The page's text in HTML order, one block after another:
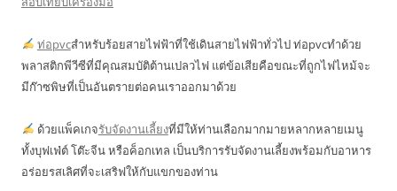
ท่อpvcสำหรับร้อยสายไฟฟ้าที่ใช้เดินสายไฟฟ้าทั่วไป ท่อpvcทำด้วย
พลาสติกพีวีซีที่มีคุณสมบัติต้านเปลวไฟ แต่ข้อเสียคือขณะที่ถูกไฟไหม้จะ
มีก๊าซพิษที่เป็นอันตรายต่อคนเราออกมาด้วย
ด้วยแพ็คเกจรับจัดงานเลี้ยงที่มีให้ท่านเลือกมากมายหลากหลายเมนู
ทั้งบุฟเฟ่ต์ โต๊ะจีน หรือค็อกเทล เป็นบริการรับจัดงานเลี้ยงพร้อมกับอาหาร
อร่อยรสเลิศที่จะเสริฟให้กับแขกของท่าน